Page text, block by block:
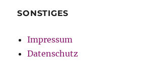
SONSTIGES
Impressum
Datenschutz